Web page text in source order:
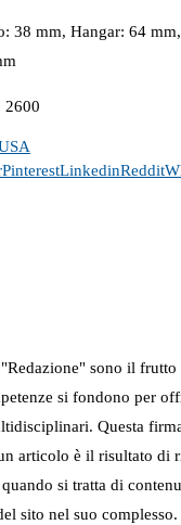
38 mm, Hangar: 64
2600
PinterestLinkedinReddit
sono il
si fondono per
Questa
articolo è il risultato di
si tratta di
sito nel suo complesso.